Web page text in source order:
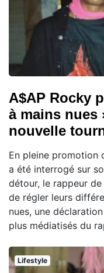
A$AP Rocky
à mains nues
nouvelle
En pleine promotion
a été interrogé sur
détour, le rappeur
de régler leurs
nues, une
plus médiatisés du
Lifestyle